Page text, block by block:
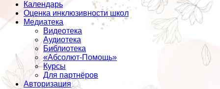
Календарь
Оценка инклюзивности школ
Медиатека
Видеотека
Аудиотека
Библиотека
«Абсолют-Помощь»
Курсы
Для партнёров
Авторизация